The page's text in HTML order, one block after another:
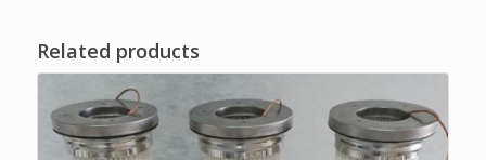
Related products